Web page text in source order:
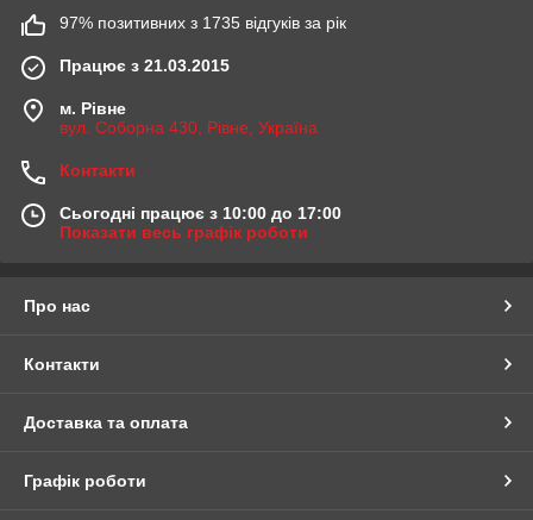
97% позитивних з 1735 відгуків за рік
Працює з 21.03.2015
м. Рівне
вул. Соборна 430, Рівне, Україна
Контакти
Сьогодні працює з 10:00 до 17:00
Показати весь графік роботи
Про нас
Контакти
Доставка та оплата
Графік роботи